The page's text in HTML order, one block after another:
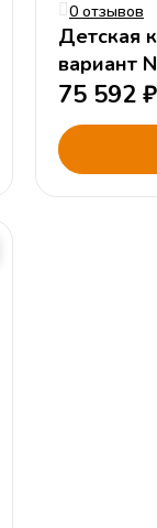
0 отзывов
Детская
вариант
75 592 ₽